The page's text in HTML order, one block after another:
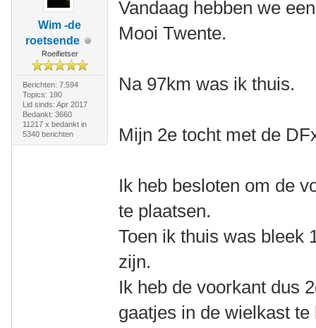
Wim -de
roetsende
Roeifietser
Berichten: 7.594
Topics: 190
Lid sinds: Apr 2017
Bedankt: 3660
11217 x bedankt in
5340 berichten
Vandaag hebben we
Mooi Twente.
Na 97km was ik thuis.
Mijn 2e tocht met de
Ik heb besloten om de
te plaatsen.
Toen ik thuis was bleek
zijn.
Ik heb de voorkant dus
gaatjes in de wielkast te